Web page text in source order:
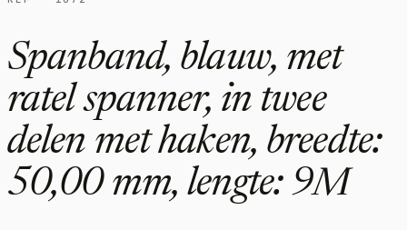
Spanband, blauw, met
ratel spanner, in twee
delen met haken, breedte:
50,00 mm, lengte: 9M